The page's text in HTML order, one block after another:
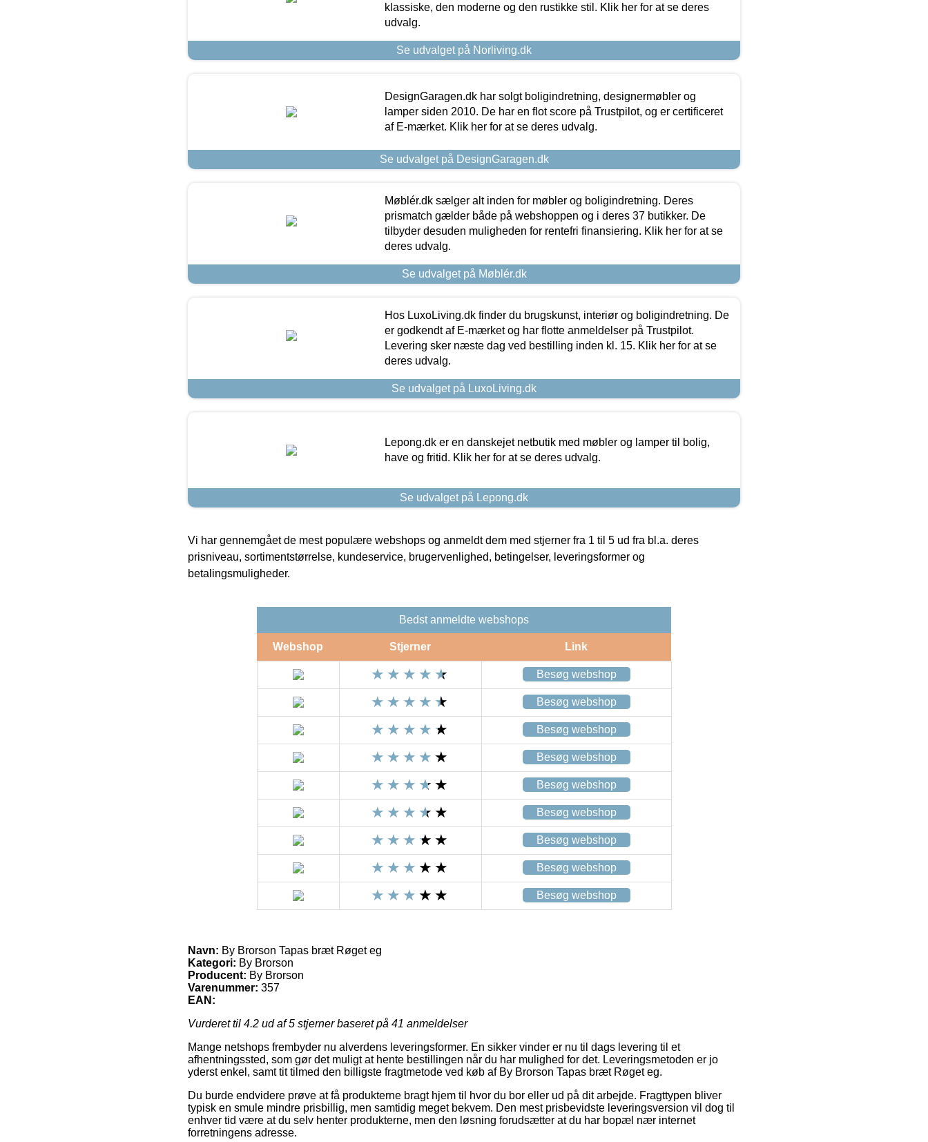
klassiske, den moderne og den rustikke stil. Klik her for at se deres
udvalg.
Se udvalget på Norliving.dk
DesignGaragen.dk har solgt boligindretning, designermøbler og
lamper siden 2010. De har en flot score på Trustpilot, og er certificeret
af E-mærket. Klik her for at se deres udvalg.
Se udvalget på DesignGaragen.dk
Møblér.dk sælger alt inden for møbler og boligindretning. Deres
prismatch gælder både på webshoppen og i deres 37 butikker. De
tilbyder desuden muligheden for rentefri finansiering. Klik her for at se
deres udvalg.
Se udvalget på Møblér.dk
Hos LuxoLiving.dk finder du brugskunst, interiør og boligindretning. De
er godkendt af E-mærket og har flotte anmeldelser på Trustpilot.
Levering sker næste dag ved bestilling inden kl. 15. Klik her for at se
deres udvalg.
Se udvalget på LuxoLiving.dk
Lepong.dk er en danskejet netbutik med møbler og lamper til bolig,
have og fritid. Klik her for at se deres udvalg.
Se udvalget på Lepong.dk
Vi har gennemgået de mest populære webshops og anmeldt dem med stjerner fra 1 til 5 ud fra bl.a. deres
prisniveau, sortimentstørrelse, kundeservice, brugervenlighed, betingelser, leveringsformer og
betalingsmuligheder.
Bedst anmeldte webshops
Webshop Stjerner Link
Besøg webshop
Besøg webshop
Besøg webshop
Besøg webshop
Besøg webshop
Besøg webshop
Besøg webshop
Besøg webshop
Besøg webshop
Navn: By Brorson Tapas bræt Røget eg
Kategori: By Brorson
Producent: By Brorson
Varenummer: 357
EAN:
Vurderet til 4.2 ud af 5 stjerner baseret på 41 anmeldelser
Mange netshops frembyder nu alverdens leveringsformer. En sikker vinder er nu til dags levering til et
afhentningssted, som gør det muligt at hente bestillingen når du har mulighed for det. Leveringsmetoden er jo
yderst enkel, samt tit tilmed den billigste fragtmetode ved køb af By Brorson Tapas bræt Røget eg.
Du burde endvidere prøve at få produkterne bragt hjem til hvor du bor eller ud på dit arbejde. Fragttypen bliver
typisk en smule mindre prisbillig, men samtidig meget bekvem. Den mest prisbevidste leveringsversion vil dog til
enhver tid være at du selv henter produkterne, men den løsning forudsætter at du har bopæl nær internet
forretningens adresse.